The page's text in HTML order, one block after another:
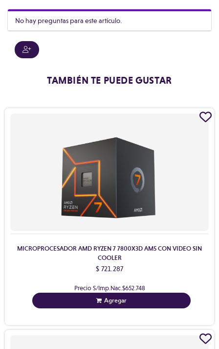
No hay preguntas para este artículo.
TAMBIÉN TE PUEDE GUSTAR
MICROPROCESADOR AMD RYZEN 7 7800X3D AM5 CON VIDEO SIN
COOLER
$ 721.287
Precio S/Imp.Nac.$652.748
Agregar